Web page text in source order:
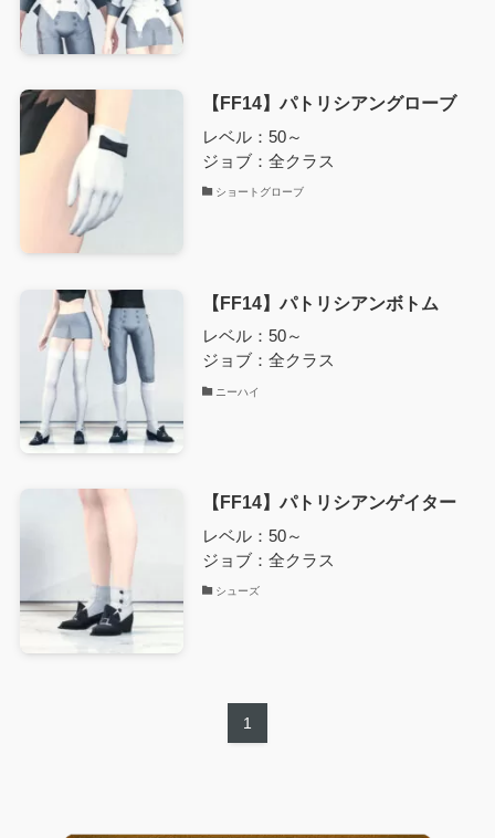
【FF14】パトリシアングローブ
レベル：50～
ジョブ：全クラス
ショートグローブ
【FF14】パトリシアンボトム
レベル：50～
ジョブ：全クラス
ニーハイ
【FF14】パトリシアンゲイター
レベル：50～
ジョブ：全クラス
シューズ
1